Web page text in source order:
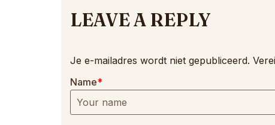
LEAVE A REPLY
Je e-mailadres wordt niet gepubliceerd.
Name*